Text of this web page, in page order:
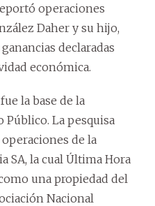
operaciones
Daher y su hijo,
declaradas
económica.
la base de la
La pesquisa
de la
SA, la cual Última Hora
una propiedad del
Nacional